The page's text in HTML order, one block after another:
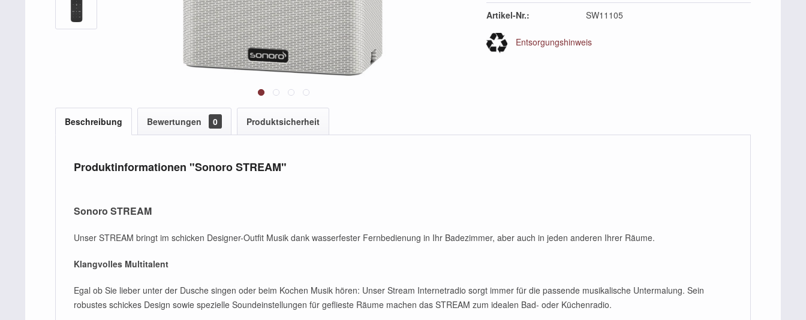
Artikel-Nr.: SW11105
Entsorgungshinweis
Beschreibung Bewertungen 0 Produktsicherheit
Produktinformationen "Sonoro STREAM"
Sonoro STREAM
Unser STREAM bringt im schicken Designer-Outfit Musik dank wasserfester Fernbedienung in Ihr Badezimmer, aber auch in jeden anderen Ihrer Räume.
Klangvolles Multitalent
Egal ob Sie lieber unter der Dusche singen oder beim Kochen Musik hören: Unser Stream Internetradio sorgt immer für die passende musikalische Untermalung. Sein
robustes schickes Design sowie spezielle Soundeinstellungen für geflieste Räume machen das STREAM zum idealen Bad- oder Küchenradio.